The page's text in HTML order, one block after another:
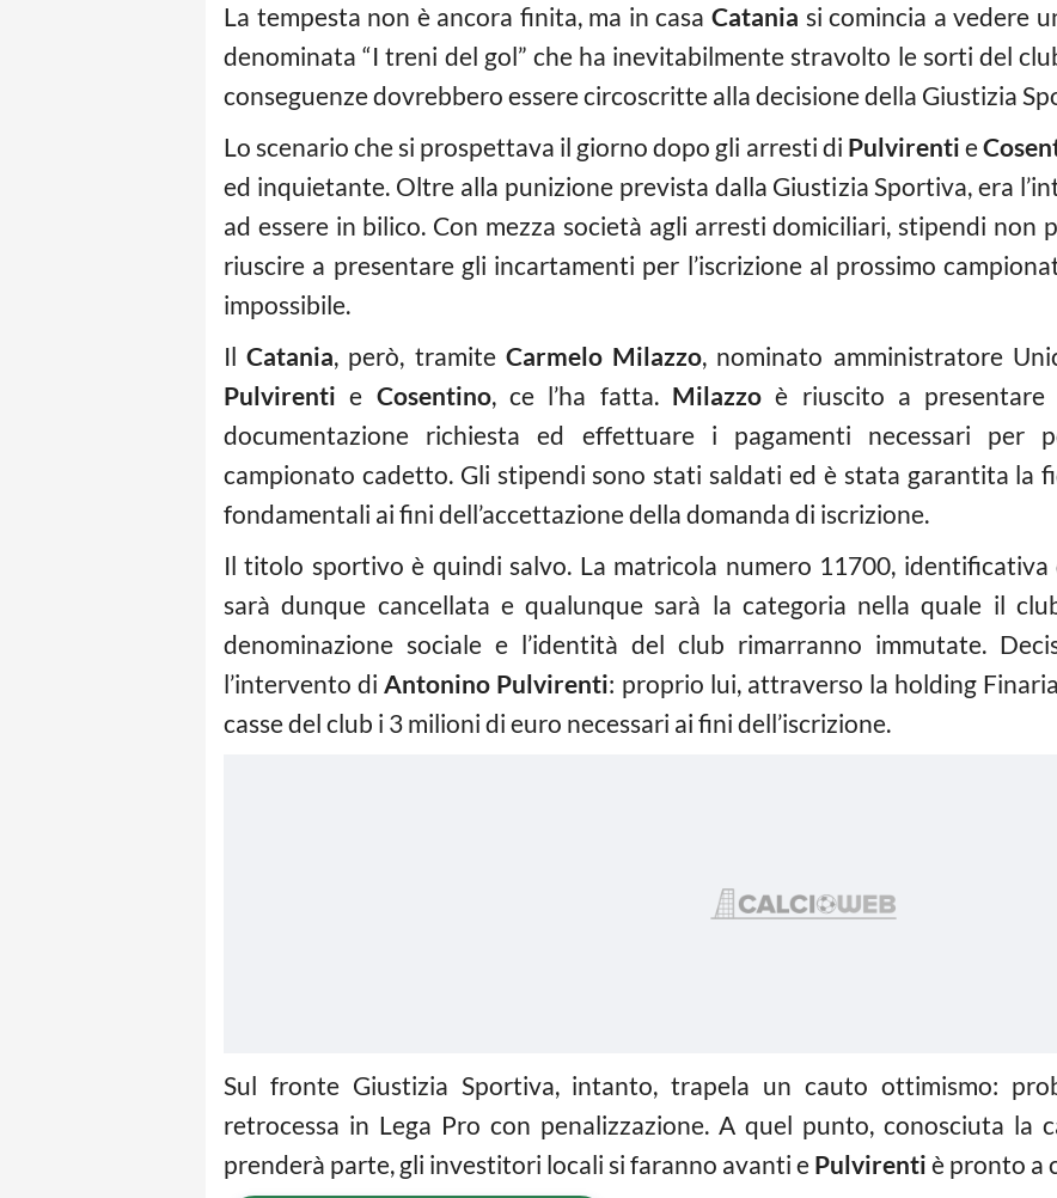
La tempesta non è ancora finita, ma in casa Catania si comincia a vedere
denominata “I treni del gol” che ha inevitabilmente stravolto le sorti del
conseguenze dovrebbero essere circoscritte alla decisione della Giustizia
Lo scenario che si prospettava il giorno dopo gli arresti di Pulvirenti e
ed inquietante. Oltre alla punizione prevista dalla Giustizia Sportiva, era
ad essere in bilico. Con mezza società agli arresti domiciliari, stipendi non
riuscire a presentare gli incartamenti per l’iscrizione al prossimo
impossibile.
IlCatania, però, tramite Carmelo Milazzo, nominato amministratore
Pulvirenti e Cosentino, ce l’ha fatta. Milazzo è riuscito a
documentazione richiesta ed effettuare i pagamenti necessari per
campionato cadetto. Gli stipendi sono stati saldati ed è stata garantita la
fondamentali ai fini dell’accettazione della domanda di iscrizione.
Il titolo sportivo è quindi salvo. La matricola numero 11700, identificativa
sarà dunque cancellata e qualunque sarà la categoria nella quale il
denominazione sociale e l’identità del club rimarranno immutate.
l’intervento diAntonino Pulvirenti: proprio lui, attraverso la holding
casse del club i 3 milioni di euro necessari ai fini dell’iscrizione.
Sul fronte Giustizia Sportiva, intanto, trapela un cauto ottimismo:
retrocessa in Lega Pro con penalizzazione. A quel punto, conosciuta la
prenderà parte, gli investitori locali si faranno avanti e Pulvirenti è pronto a